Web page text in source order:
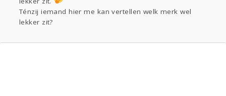
Ténzij iemand hier me kan vertellen welk merk wel
lekker zit?